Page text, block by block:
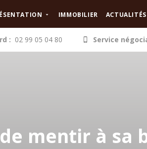
IMMOBILIER ACTUALITÉS
: 02 99 05 04 80 Service
mentir à sa